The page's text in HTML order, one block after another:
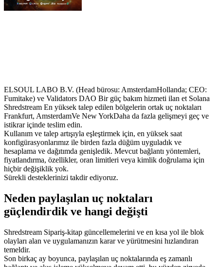
ELSOUL LABO B.V. (Head bürosu: AmsterdamHollanda; CEO:
Fumitake) ve Validators DAO Bir güç bakım hizmeti ilan et Solana
Shredstream En yüksek talep edilen bölgelerin ortak uç noktaları
Frankfurt, AmsterdamVe New YorkDaha da fazla gelişmeyi geç ve
istikrar içinde teslim edin.
Kullanım ve talep artışıyla eşleştirmek için, en yüksek saat
konfigürasyonlarımız ile birden fazla düğüm uyguladık ve
hesaplama ve dağıtımda genişledik. Mevcut bağlantı yöntemleri,
fiyatlandırma, özellikler, oran limitleri veya kimlik doğrulama için
hiçbir değişiklik yok.
Sürekli desteklerinizi takdir ediyoruz.
Neden paylaşılan uç noktaları
güçlendirdik ve hangi değişti
Shredstream Sipariş-kitap güncellemelerini ve en kısa yol ile blok
olayları alan ve uygulamanızın karar ve yürütmesini hızlandıran
temeldir.
Son birkaç ay boyunca, paylaşılan uç noktalarında eş zamanlı